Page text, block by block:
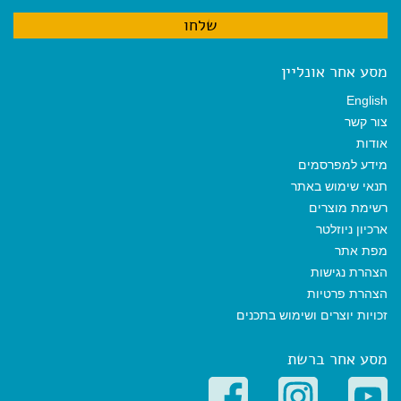
מסע אחר אונליין
English
צור קשר
אודות
מידע למפרסמים
תנאי שימוש באתר
רשימת מוצרים
ארכיון ניוזלטר
מפת אתר
הצהרת נגישות
הצהרת פרטיות
זכויות יוצרים ושימוש בתכנים
מסע אחר ברשת